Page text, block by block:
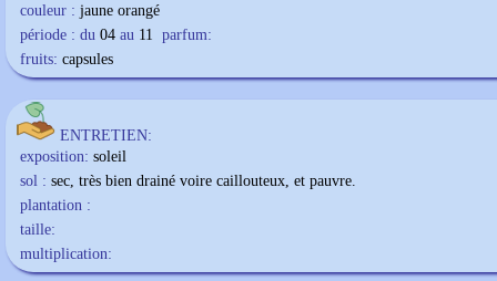
couleur : jaune orangé
période : du 04 au 11 parfum:
fruits: capsules
ENTRETIEN:
exposition: soleil
sol : sec, très bien drainé voire caillouteux, et pauvre.
plantation :
taille:
multiplication: